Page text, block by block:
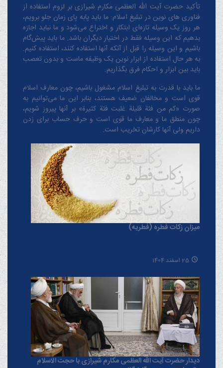
تأکید حضرت آیت الله العظمی مکارم شیرازی بر لزوم استفاده از
فناوری های نوین در تبلیغ اسلام: ما باید پابه پای زمان جلو برویم،
هر روز یک وسیله تازه‌ای ابتکار و اختراع می‌شود و ما نباید اجازه
بدهیم که این وسیله فقط در اختیار دیگران باشد. ما باید پیش‌گام
باشیم و این وسیله را قبل از آنکه آنها استفاده کنند، استفاده کنیم.
به هر حال استفاده از ابزار نوین یک وظیفه ماست و بدون تعصب
باید بین ابزار و احکام فرق بگذاریم.
ما باید با قدرت به تبلیغ اسلام مشغول باشیم، چون معارف اسلام
قوی است و مخالفان ضعیف هستند، بنابر این ما می‌توانیم به
صورت «کم من فئة قلیلة غلبت فئة کثیرة» بر آنها پیروز شویم،
چون منطق‌ ما و معارف ‌ما قوی است و حرف حساب برای زدن
داریم ولی آنها کارشان تخریب است.
میزان زکات فطره (فطریه)
25 اسفند 1404
دیدار حضرت آیت الله العظمی مکارم شیرازی با حجت الاسلام